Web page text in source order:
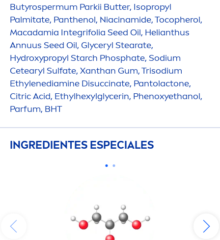
Butyrospermum Parkii Butter, Isopropyl
Palmitate, Panthenol, Niacinamide, Tocopherol,
Macadamia Integrifolia Seed Oil, Helianthus
Annuus Seed Oil, Glyceryl Stearate,
Hydroxypropyl Starch Phosphate, Sodium
Cetearyl Sulfate, Xanthan Gum, Trisodium
Ethylenediamine Disuccinate, Pantolactone,
Citric Acid, Ethylhexylglycerin, Phenoxyethanol,
Parfum, BHT
INGREDIENTES ESPECIALES